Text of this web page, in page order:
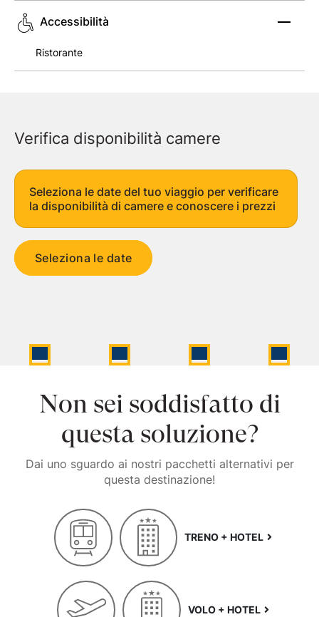
Verifica disponibilità camere
Seleziona le date del tuo viaggio per verificare
la disponibilità di camere e conoscere i prezzi
Seleziona le date
Accessibilità
Ristorante
Non sei soddisfatto di
questa soluzione?
Dai uno sguardo ai nostri pacchetti alternativi per
questa destinazione!
TRENO + HOTEL
VOLO + HOTEL